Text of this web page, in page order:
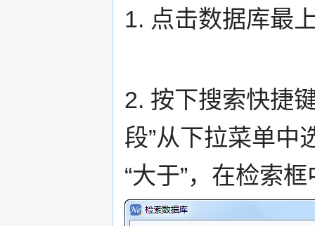
1. 点击数据库最
2. 按下搜索快捷
段”从下拉菜单中
“大于”，在检索